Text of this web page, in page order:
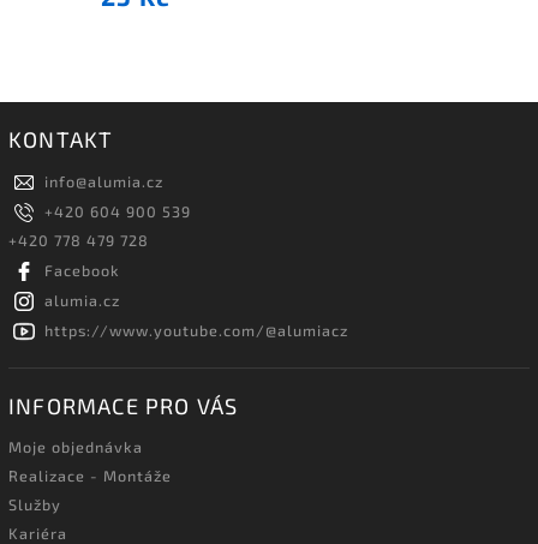
KONTAKT
info@alumia.cz
+420 604 900 539
+420 778 479 728
Facebook
alumia.cz
https://www.youtube.com/@alumiacz
INFORMACE PRO VÁS
Moje objednávka
Realizace - Montáže
Služby
Kariéra